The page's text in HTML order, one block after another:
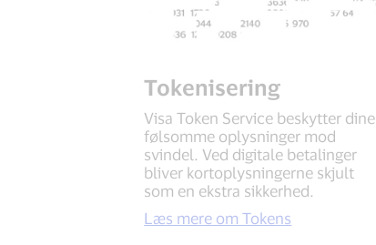
Tokenisering
Visa Token Service beskytter dine
følsomme oplysninger mod
svindel. Ved digitale betalinger
bliver kortoplysningerne skjult
som en ekstra sikkerhed.
Læs mere om Tokens